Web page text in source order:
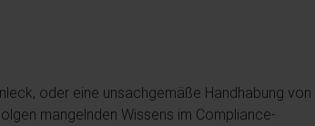
oder eine unsachgemäße Handhabung von
mangelnden Wissens im Compliance-